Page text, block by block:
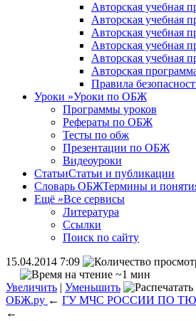
Авторская учебная
Авторская учебная
Авторская учебная
Авторская учебная
Авторская учебная
Авторская
Правила
Уроки »Уроки по ОБЖ
Программы уроков
Рефераты по ОБЖ
Тесты по обж
Презентации по ОБЖ
Видеоуроки
СтатьиСтатьи и публикации
Словарь ОБЖТермины и
Ещё »Все сервисы
Литература
Ссылки
Поиск по сайту
15.04.2014 7:09
~1 мин
Увеличить | Уменьшить
ОБЖ.ру ← ГУ МЧС РОССИИ ПО
←